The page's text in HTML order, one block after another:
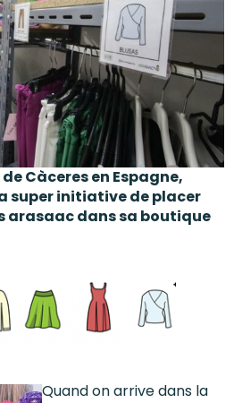
Càceres en Espagne,
super initiative de placer
arasaac dans sa boutique
Quand on arrive dans la